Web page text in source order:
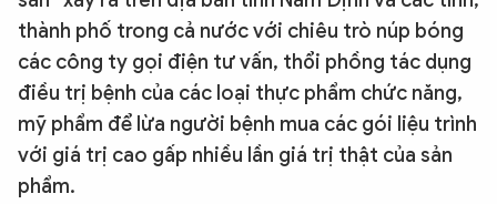
XÃ HỘI
PHÁP LUẬT
CÔNG NGHỆ
thành phố trong cả nước với chiêu trò núp bóng
các công ty gọi điện tư vấn, thổi phồng tác dụng
điều trị bệnh của các loại thực phẩm chức năng,
mỹ phẩm để lừa người bệnh mua các gói liệu trình
với giá trị cao gấp nhiều lần giá trị thật của sản
phẩm.